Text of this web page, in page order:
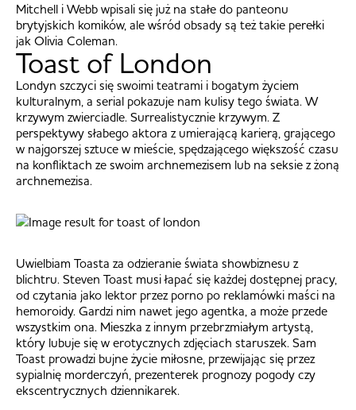
Mitchell i Webb wpisali się już na stałe do panteonu
brytyjskich komików, ale wśród obsady są też takie perełki
jak Olivia Coleman.
Toast of London
Londyn szczyci się swoimi teatrami i bogatym życiem
kulturalnym, a serial pokazuje nam kulisy tego świata. W
krzywym zwierciadle. Surrealistycznie krzywym. Z
perspektywy słabego aktora z umierającą karierą, grającego
w najgorszej sztuce w mieście, spędzającego większość czasu
na konfliktach ze swoim archnemezisem lub na seksie z żoną
archnemezisa.
Uwielbiam Toasta za odzieranie świata showbiznesu z
blichtru. Steven Toast musi łapać się każdej dostępnej pracy,
od czytania jako lektor przez porno po reklamówki maści na
hemoroidy. Gardzi nim nawet jego agentka, a może przede
wszystkim ona. Mieszka z innym przebrzmiałym artystą,
który lubuje się w erotycznych zdjęciach staruszek. Sam
Toast prowadzi bujne życie miłosne, przewijając się przez
sypialnię morderczyń, prezenterek prognozy pogody czy
ekscentrycznych dziennikarek.